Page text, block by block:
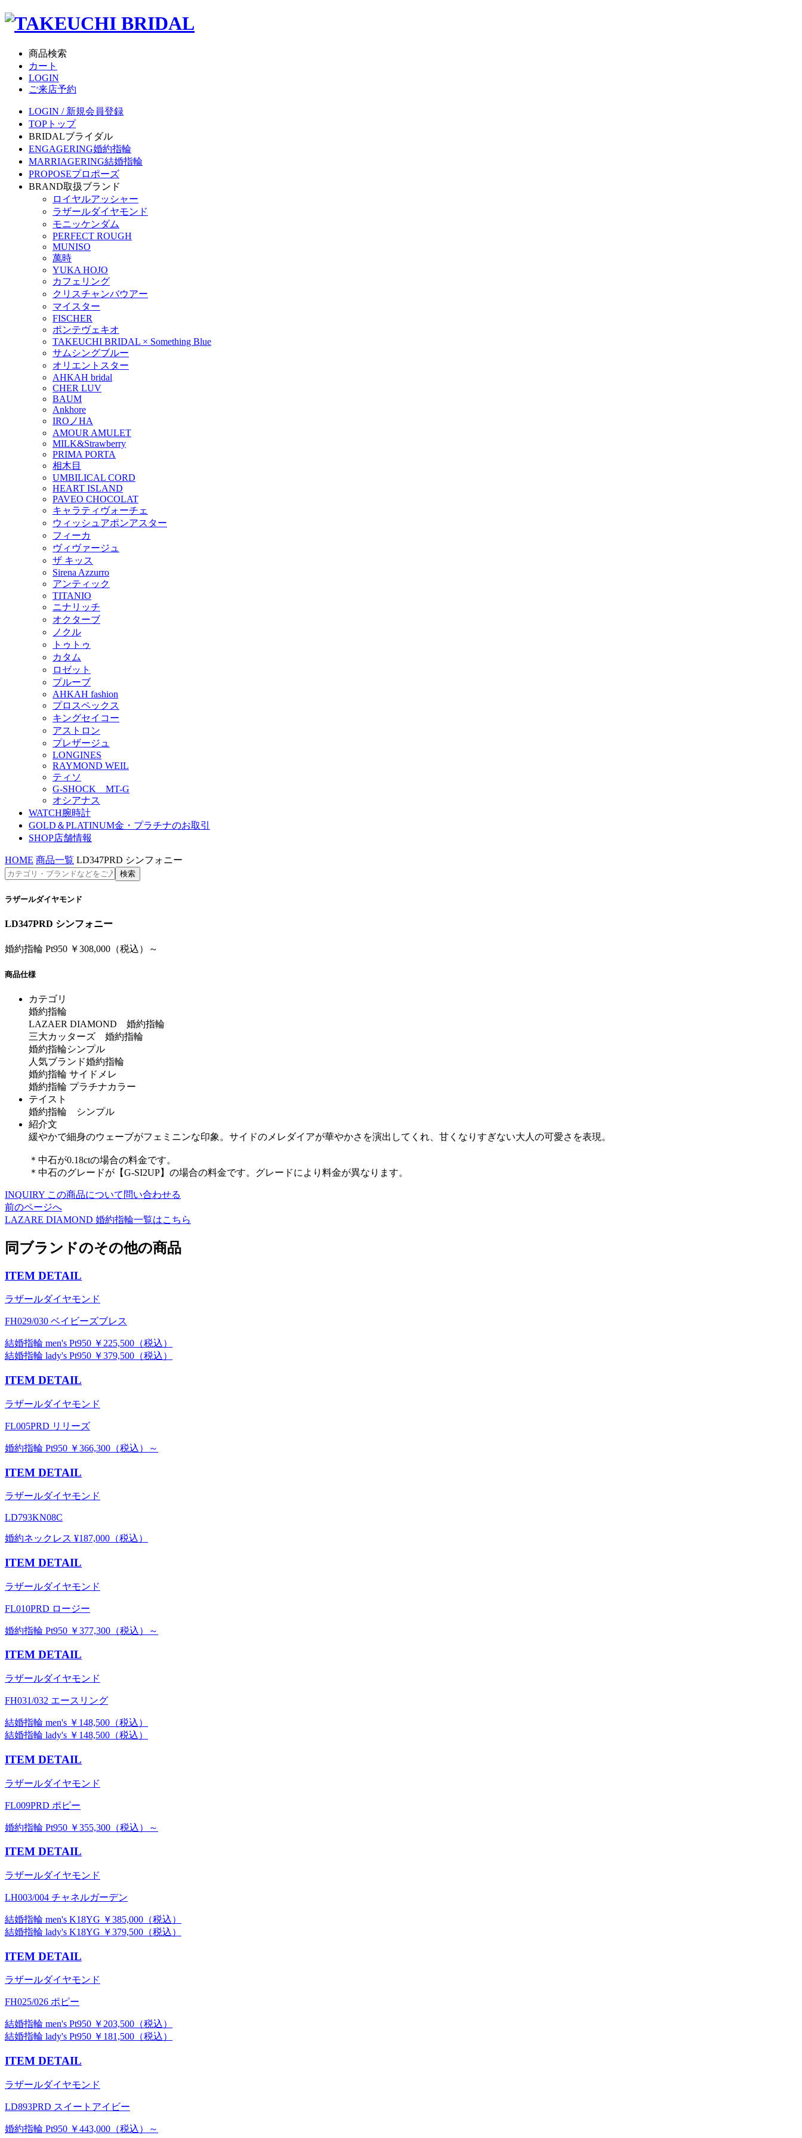
商品検索
カート
LOGIN
ご来店予約
LOGIN / 新規会員登録
TOP トップ
BRIDALブライダル
ENGAGERING婚約指輪
MARRIAGERING結婚指輪
PROPOSEプロポーズ
BRAND取扱ブランド
ロイヤルアッシャー
ラザールダイヤモンド
モニッケンダム
PERFECT ROUGH
MUNISO
萬時
YUKA HOJO
カフェリング
クリスチャンバウアー
マイスター
FISCHER
ポンテヴェキオ
TAKEUCHI BRIDAL × Something Blue
サムシングブルー
オリエントスター
AHKAH bridal
CHER LUV
BAUM
Ankhore
IROノHA
AMOUR AMULET
MILK&Strawberry
PRIMA PORTA
相木目
UMBILICAL CORD
HEART ISLAND
PAVEO CHOCOLAT
キャラティヴォーチェ
ウィッシュアポンアスター
フィーカ
ヴィヴァージュ
ザ キッス
Sirena Azzurro
アンティック
TITANIO
ニナリッチ
オクターブ
ノクル
トゥトゥ
カタム
ロゼット
プルーブ
AHKAH fashion
プロスペックス
キングセイコー
アストロン
プレザージュ
LONGINES
RAYMOND WEIL
ティソ
G-SHOCK MT-G
オシアナス
WATCH腕時計
GOLD＆PLATINUM金・プラチナのお取引
SHOP店舗情報
HOME 商品一覧 LD347PRD シンフォニー
ラザールダイヤモンド
LD347PRD シンフォニー
婚約指輪 Pt950 ￥308,000（税込）～
商品仕様
カテゴリ
婚約指輪
LAZAER DIAMOND 婚約指輪
三大カッターズ 婚約指輪
婚約指輪シンプル
人気ブランド婚約指輪
婚約指輪 サイドメレ
婚約指輪 プラチナカラー
テイスト
婚約指輪 シンプル
紹介文
緩やかで細身のウェーブがフェミニンな印象。サイドのメレダイアが華やかさを演出してくれ、甘くなりすぎない大人の可愛さを表現。
＊中石が0.18ctの場合の料金です。
＊中石のグレードが【G-SI2UP】の場合の料金です。グレードにより料金が異なります。
INQUIRY この商品について問い合わせる
前のページへ
LAZARE DIAMOND 婚約指輪一覧はこちら
同ブランドのその他の商品
ITEM DETAIL
ラザールダイヤモンド
FH029/030 ベイビーズブレス
結婚指輪 men's Pt950 ￥225,500（税込）
結婚指輪 lady's Pt950 ￥379,500（税込）
ITEM DETAIL
ラザールダイヤモンド
FL005PRD リリーズ
婚約指輪 Pt950 ￥366,300（税込）～
ITEM DETAIL
ラザールダイヤモンド
LD793KN08C
婚約ネックレス ¥187,000（税込）
ITEM DETAIL
ラザールダイヤモンド
FL010PRD ロージー
婚約指輪 Pt950 ￥377,300（税込）～
ITEM DETAIL
ラザールダイヤモンド
FH031/032 エースリング
結婚指輪 men's ￥148,500（税込）
結婚指輪 lady's ￥148,500（税込）
ITEM DETAIL
ラザールダイヤモンド
FL009PRD ポピー
婚約指輪 Pt950 ￥355,300（税込）～
ITEM DETAIL
ラザールダイヤモンド
LH003/004 チャネルガーデン
結婚指輪 men's K18YG ￥385,000（税込）
結婚指輪 lady's K18YG ￥379,500（税込）
ITEM DETAIL
ラザールダイヤモンド
FH025/026 ポピー
結婚指輪 men's Pt950 ￥203,500（税込）
結婚指輪 lady's Pt950 ￥181,500（税込）
ITEM DETAIL
ラザールダイヤモンド
LD893PRD スイートアイビー
婚約指輪 Pt950 ￥443,000（税込）～